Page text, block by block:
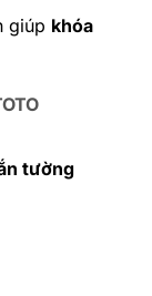
giúp khóa
tường